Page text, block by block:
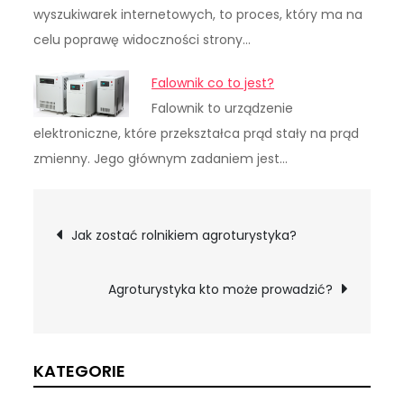
wyszukiwarek internetowych, to proces, który ma na
celu poprawę widoczności strony…
Falownik co to jest?
Falownik to urządzenie
elektroniczne, które przekształca prąd stały na prąd
zmienny. Jego głównym zadaniem jest…
Nawigacja
wpisu
Jak zostać rolnikiem agroturystyka?
Agroturystyka kto może prowadzić?
KATEGORIE